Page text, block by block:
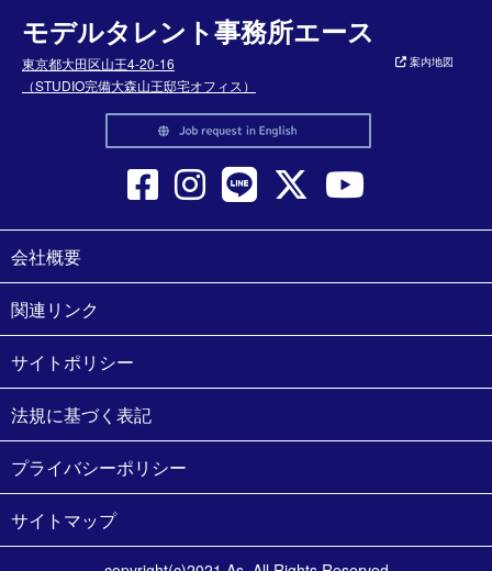
モデルタレント事務所エース
東京都大田区山王4-20-16
（STUDIO完備大森山王邸宅オフィス）
案内地図
会社概要
関連リンク
サイトポリシー
法規に基づく表記
プライバシーポリシー
サイトマップ